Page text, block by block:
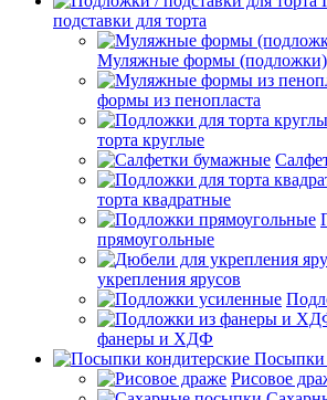
подставки для торта
Муляжные формы (подложки)
формы из пенопласта
торта круглые
торта квадратные
прямоугольные
укрепления ярусов
фанеры и ХДФ
Посыпки
Рисовое